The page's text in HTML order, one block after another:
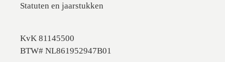
Statuten en jaarstukken
KvK 81145500
BTW# NL861952947B01